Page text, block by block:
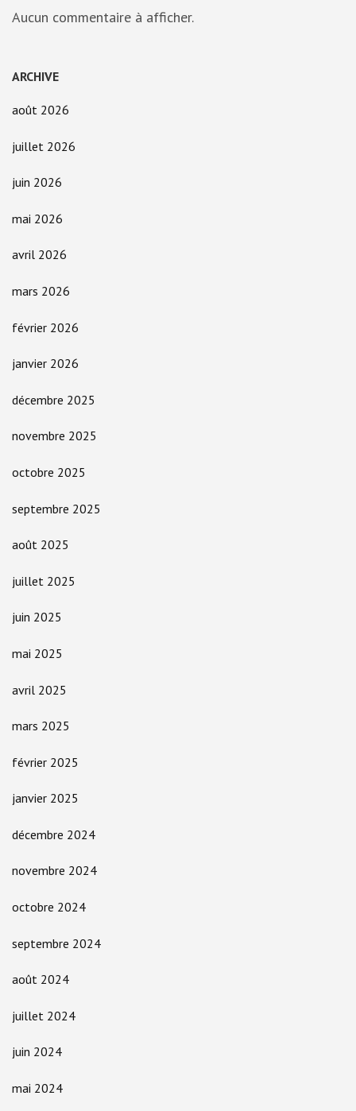
Aucun commentaire à afficher.
ARCHIVE
août 2026
juillet 2026
juin 2026
mai 2026
avril 2026
mars 2026
février 2026
janvier 2026
décembre 2025
novembre 2025
octobre 2025
septembre 2025
août 2025
juillet 2025
juin 2025
mai 2025
avril 2025
mars 2025
février 2025
janvier 2025
décembre 2024
novembre 2024
octobre 2024
septembre 2024
août 2024
juillet 2024
juin 2024
mai 2024